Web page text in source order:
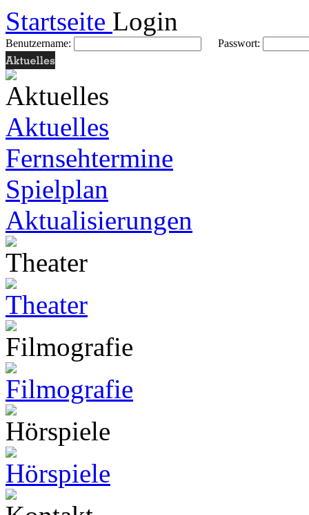
Startseite Login
Benutzername: Passwort:
Aktuelles
Fernsehtermine
Spielplan
Aktualisierungen